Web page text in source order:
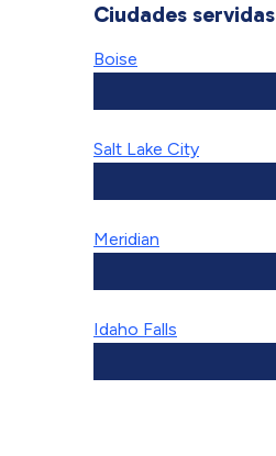
Ciudades servidas
Boise
Salt Lake City
Meridian
Idaho Falls